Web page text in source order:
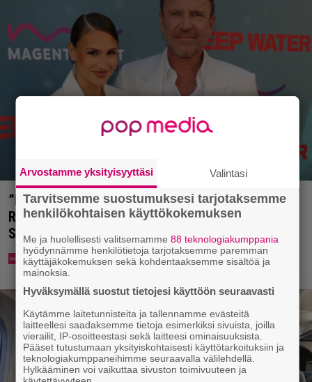
”Nukuimme kaikki viisi samassa huoneessa” –
Renny Harlinin perhe vietti unelmien kesän
Suomessa
Arvostamme yksityisyyttäsi Valintasi
Tarvitsemme suostumuksesi tarjotaksemme
henkilökohtaisen käyttökokemuksen
Me ja huolellisesti valitsemamme 88 teknologiakumppania
hyödynnämme henkilötietoja tarjotaksemme paremman
käyttäjäkokemuksen sekä kohdentaaksemme sisältöä ja
mainoksia.
Hyväksymällä suostut tietojesi käyttöön seuraavasti
Käytämme laitetunnisteita ja tallennamme evästeitä
laitteellesi saadaksemme tietoja esimerkiksi sivuista, joilla
vierailit, IP-osoitteestasi sekä laitteesi ominaisuuksista.
Pääset tutustumaan yksityiskohtaisesti käyttötarkoituksiin ja
teknologiakumppaneihimme seuraavalla välilehdellä.
Hylkääminen voi vaikuttaa sivuston toimivuuteen ja